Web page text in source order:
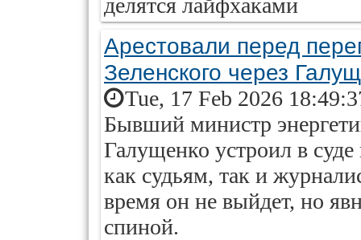
делятся лайфхаками
Арестовали перед
Зеленского через
Tue, 17 Feb 2026
Бывший министр
Галущенко устроил в
как судьям, так и
время он не выйдет, но
спиной.